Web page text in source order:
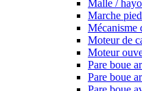
Malle /
Marche
Mécanisme
Moteur de
Moteur
Pare boue
Pare boue